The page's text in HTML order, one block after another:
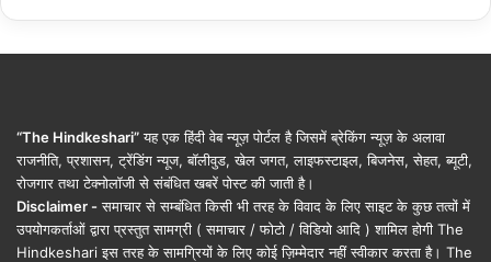
“The Hindkeshari”यह एक हिंदी वेब न्यूज़ पोर्टल है जिसमें ब्रेकिंग न्यूज़ के अलावा
राजनीति, प्रशासन, ट्रेंडिंग न्यूज, बॉलीवुड, खेल जगत, लाइफस्टाइल, बिजनेस, सेहत, ब्यूटी,
रोजगार तथा टेक्नोलॉजी से संबंधित खबरें पोस्ट की जाती है।
Disclaimer - समाचार से सम्बंधित किसी भी तरह के विवाद के लिए साइट के कुछ तत्वों में
उपयोगकर्ताओं द्वारा प्रस्तुत सामग्री ( समाचार / फोटो / विडियो आदि ) शामिल होगी The
Hindkeshari इस तरह के सामग्रियों के लिए कोई ज़िम्मेदार नहीं स्वीकार करता है। The